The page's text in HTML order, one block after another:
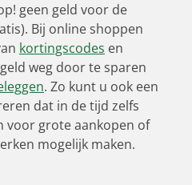
geen geld voor de
Bij online shoppen
kortingscodes en
weg door te sparen
. Zo kunt u ook een
dat in de tijd zelfs
voor grote aankopen of
mogelijk maken.